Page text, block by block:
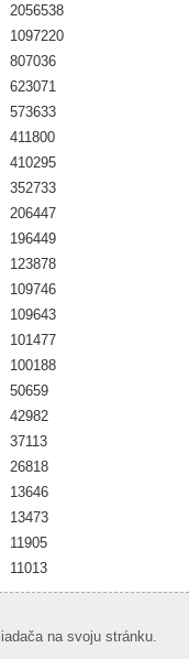
2056538
1097220
807036
623071
573633
411800
410295
352733
206447
196449
123878
109746
109643
101477
100188
50659
42982
37113
26818
13646
13473
11905
11013
na svoju stránku.